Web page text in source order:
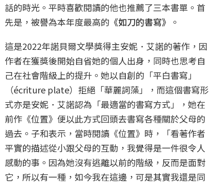
話的時光。平時喜歡閱讀的他也推薦了三本書單。首
先是，被譽為本年度最高的 《如刀的書寫》 。
這是2022年諾貝爾文學獎得主安妮．艾諾的著作，因
作者在獲獎後開始自省她的個人出身，同時也思考自
己在社會階級上的提升。她以自創的「平白書寫」
（écriture plate）拒絕「華麗詞藻」，而這個書寫形
式亦是安妮．艾諾認為「最適當的書寫方式」，她在
前作《位置》便以此方式回頭去書寫各種關於父母的
過去。子和表示，當時閱讀《位置》時，「看著作者
平實的描述從小跟父母的互動，我覺得是一件很令人
感動的事。因為她沒有逃離以前的階級，反而是面對
它，所以有一種，如今我在這邊，可是其實我還是同